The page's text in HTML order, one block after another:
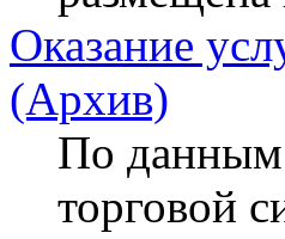
Оказание
(Архив)
По данным
торговой